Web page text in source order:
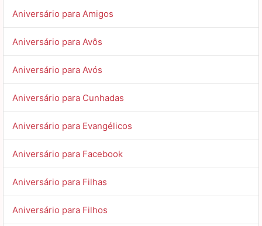
Aniversário para Amigos
Aniversário para Avôs
Aniversário para Avós
Aniversário para Cunhadas
Aniversário para Evangélicos
Aniversário para Facebook
Aniversário para Filhas
Aniversário para Filhos